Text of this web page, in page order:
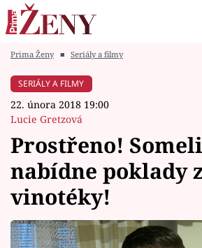
Módní alarm
Témata
Celebrity
Prima Ženy ■ Seriály a filmy
SERIÁLY A FILMY
22. února 2018 19:00
Lucie Gretzová
Prostřeno!
nabídne poklady
vinotéky!